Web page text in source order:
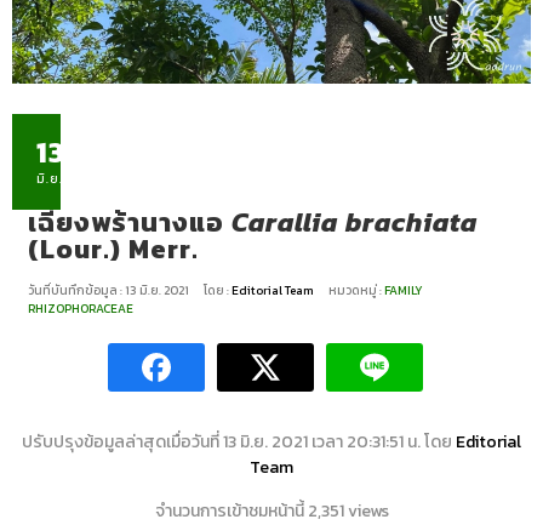
13
มิ.ย.
เฉียงพร้านางแอ Carallia brachiata
(Lour.) Merr.
วันที่บันทึกข้อมูล : 13 มิ.ย. 2021 โดย :Editorial Team หมวดหมู่ :FAMILY
RHIZOPHORACEAE
ปรับปรุงข้อมูลล่าสุดเมื่อวันที่ 13 มิ.ย. 2021 เวลา 20:31:51 น. โดย Editorial
Team
จำนวนการเข้าชมหน้านี้ 2,351 views